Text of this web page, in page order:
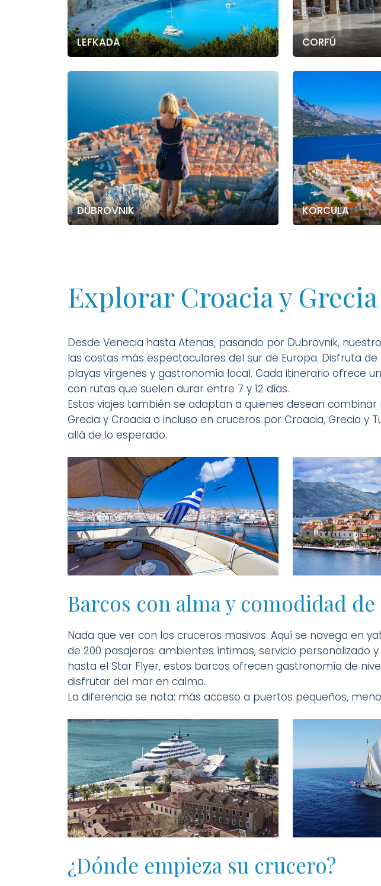
LEFKADA CORFÚ
DUBROVNIK KORCULA
Explorar Croacia y
Desde Venecia hasta Atenas, pasando por Dubrovnik,
las costas más espectaculares del sur de Europa. Disfruta
playas vírgenes y gastronomía local. Cada itinerario ofrece
con rutas que suelen durar entre 7 y 12 días.
Estos viajes también se adaptan a quienes desean
Grecia y Croacia o incluso en cruceros por Croacia, Grecia y
allá de lo esperado.
Barcos con alma y comodidad
Nada que ver con los cruceros masivos. Aquí se navega en
de 200 pasajeros: ambientes íntimos, servicio personalizado
hasta el Star Flyer, estos barcos ofrecen gastronomía de
disfrutar del mar en calma.
La diferencia se nota: más acceso a puertos pequeños,
¿Dónde empieza su crucero?